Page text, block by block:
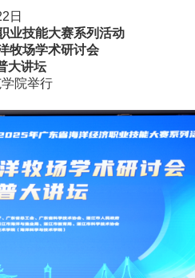
日
技能大赛系列活动
场学术研讨会
讲坛
院举行